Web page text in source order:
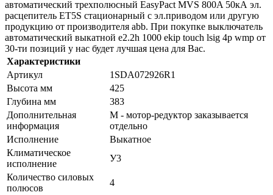
автоматический трехполюсный EasyPact MVS 800A 50кА эл.
расцепитель ET5S стационарный с эл.приводом или другую
продукцию от производителя abb. При покупке выключатель
автоматический выкатной e2.2h 1000 ekip touch lsig 4p wmp от
30-ти позиций у нас будет лучшая цена для Вас.
Характеристики
Артикул
1SDA072926R1
Высота мм
425
Глубина мм
383
Дополнительная
информация
M - мотор-редуктор заказывается
отдельно
Исполнение
Выкатное
Климатическое
исполнение
У3
Количество силовых
полюсов
4